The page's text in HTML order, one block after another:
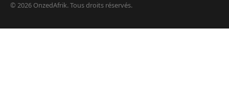
© 2026 OnzedAfrik. Tous droits réservés.